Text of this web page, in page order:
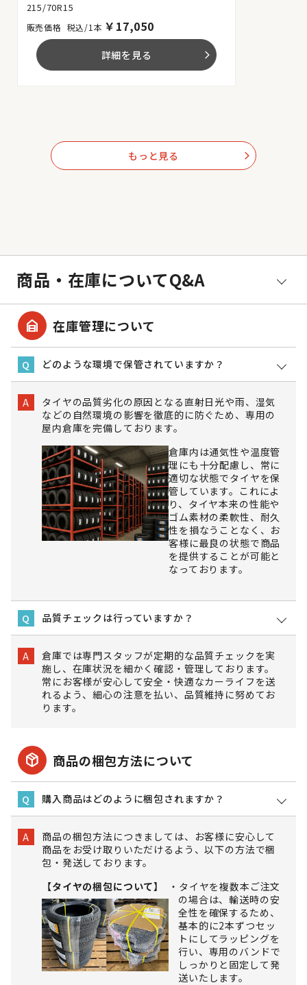
215/70R15
税込/1本 ￥ 17,050
詳細を見る arrow_forward_ios
もっと見る arrow_forward_ios
商品・在庫についてQ&A
garage_home 在庫管理について
Q どのような環境で保管されていますか？
A
タイヤの品質劣化の原因となる直射日光や雨、湿気
などの自然環境の影響を徹底的に防ぐため、専用の
屋内倉庫を完備しております。
倉庫内は通気性や温度管
理にも十分配慮し、常に
適切な状態でタイヤを保
管しています。これによ
り、タイヤ本来の性能や
ゴム素材の柔軟性、耐久
性を損なうことなく、お
客様に最良の状態で商品
を提供することが可能と
なっております。
Q 品質チェックは行っていますか？
A
倉庫では専門スタッフが定期的な品質チェックを実
施し、在庫状況を細かく確認・管理しております。
常にお客様が安心して安全・快適なカーライフを送
れるよう、細心の注意を払い、品質維持に努めてお
ります。
package_2 商品の梱包方法について
Q 購入商品はどのように梱包されますか？
A
商品の梱包方法につきましては、お客様に安心して
商品をお受け取りいただけるよう、以下の方法で梱
包・発送しております。
【タイヤの梱包について】
タイヤを複数本ご注文
の場合は、輸送時の安
全性を確保するため、
基本的に2本ずつセッ
トにしてラッピングを
行い、専用のバンドで
しっかりと固定して発
送いたします。